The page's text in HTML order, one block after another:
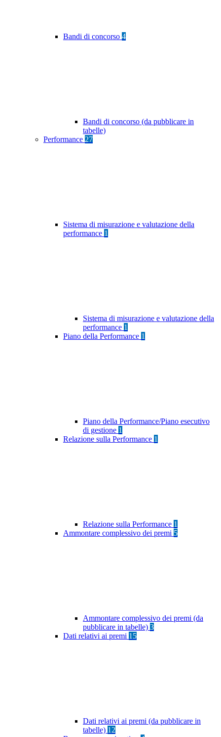
Bandi di concorso 4
Bandi di concorso (da pubblicare in
tabelle)
Performance 27
Sistema di misurazione e valutazione della
performance 1
Sistema di misurazione e valutazione della
performance 1
Piano della Performance 1
Piano della Performance/Piano esecutivo
di gestione 1
Relazione sulla Performance 1
Relazione sulla Performance 1
Ammontare complessivo dei premi 5
Ammontare complessivo dei premi (da
pubblicare in tabelle) 3
Dati relativi ai premi 15
Dati relativi ai premi (da pubblicare in
tabelle) 12